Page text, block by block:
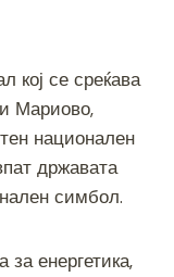
кој се среќава
Мариово,
национален
државата
симбол.
енергетика,